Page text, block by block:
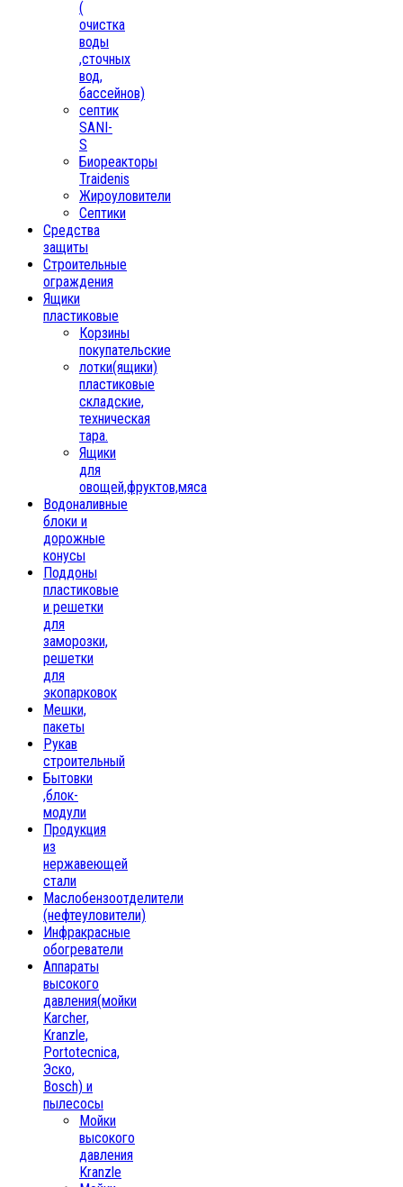
(
очистка
воды
,сточных
вод,
бассейнов)
септик
SANI-
S
Биореакторы
Traidenis
Жироуловители
Септики
Средства
защиты
Строительные
ограждения
Ящики
пластиковые
Корзины
покупательские
лотки(ящики)
пластиковые
складские,
техническая
тара.
Ящики
для
овощей,фруктов,мяса
Водоналивные
блоки и
дорожные
конусы
Поддоны
пластиковые
и решетки
для
заморозки,
решетки
для
экопарковок
Мешки,
пакеты
Рукав
строительный
Бытовки
,блок-
модули
Продукция
из
нержавеющей
стали
Маслобензоотделители
(нефтеуловители)
Инфракрасные
обогреватели
Аппараты
высокого
давления(мойки
Karcher,
Kranzle,
Portotecnica,
Эско,
Bosch) и
пылесосы
Мойки
высокого
давления
Kranzle